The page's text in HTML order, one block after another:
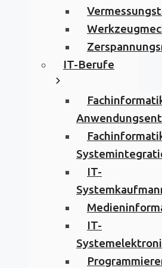
IT-Berufe
IT-
IT-